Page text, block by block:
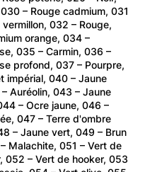
– Rouge cadmium, 031
vermillon, 032 – Rouge,
orange, 034 –
035 – Carmin, 036 –
profond, 037 – Pourpre,
impérial, 040 – Jaune
Auréolin, 043 – Jaune
– Ocre jaune, 046 –
047 – Terre d'ombre
– Jaune vert, 049 – Brun
Malachite, 051 – Vert de
052 – Vert de hooker, 053